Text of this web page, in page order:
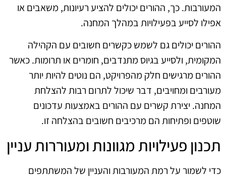
המעורבות. כך, ההורים יכולים להציע רעיונות, משאבים או
אפילו לסייע בפעילויות במהלך המחנה.
ההורים יכולים גם לשמש כקשרים חשובים עם הקהילה
המקומית, ולסייע בגיוס מתנדבים, חומרים או תרומות. כאשר
ההורים מרגישים חלק מהפרויקט, הם נוטים להיות יותר
מעורבים ומחויבים, דבר שיכול לתרום רבות להצלחת
המחנה. יצירת קשרים עם ההורים באמצעות עדכונים
שוטפים ופתיחות הם מרכיבים חשובים בהצלחה זו.
תכנון פעילויות מגוונות ומעוררות עניין
כדי לשמור על רמת המעורבות והעניין של המשתתפים